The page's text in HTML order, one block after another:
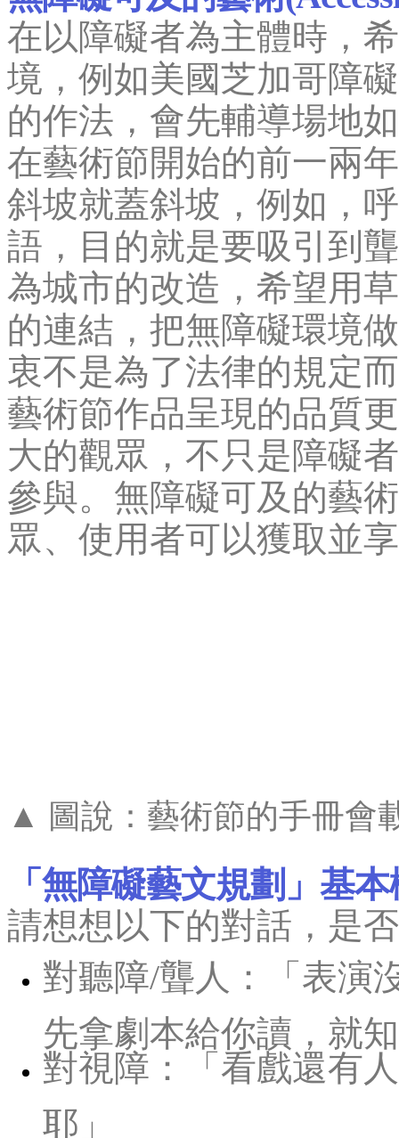
在以障礙者為主體時，
境，例如美國芝加哥障
的作法，會先輔導場地
在藝術節開始的前一兩
斜坡就蓋斜坡，例如，
語，目的就是要吸引到
為城市的改造，希望用
的連結，把無障礙環境
衷不是為了法律的規定
藝術節作品呈現的品質
大的觀眾，不只是障礙
參與。無障礙可及的藝
眾、使用者可以獲取並
▲ 圖說：藝術節的手冊會
「無障礙藝文規劃」基
請想想以下的對話，是
對聽障/聾人：「表演
先拿劇本給你讀，就
對視障：「看戲還有
耶」